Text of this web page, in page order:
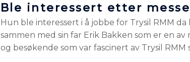
Ble interessert etter
Hun ble interessert i å jobbe for Trysil RMM
sammen med sin far Erik Bakken som er en
og besøkende som var fascinert av Trysil RMM